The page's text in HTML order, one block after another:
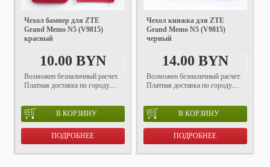
Чехол бампер для ZTE
Grand Memo N5 (V9815)
красный
10.00 BYN
Возможен безналичный расчет.
Платная доставка по городу....
В КОРЗИНУ
ПОДРОБНЕЕ
Чехол книжка для ZTE
Grand Memo N5 (V9815)
черный
14.00 BYN
Возможен безналичный расчет.
Платная доставка по городу....
В КОРЗИНУ
ПОДРОБНЕЕ